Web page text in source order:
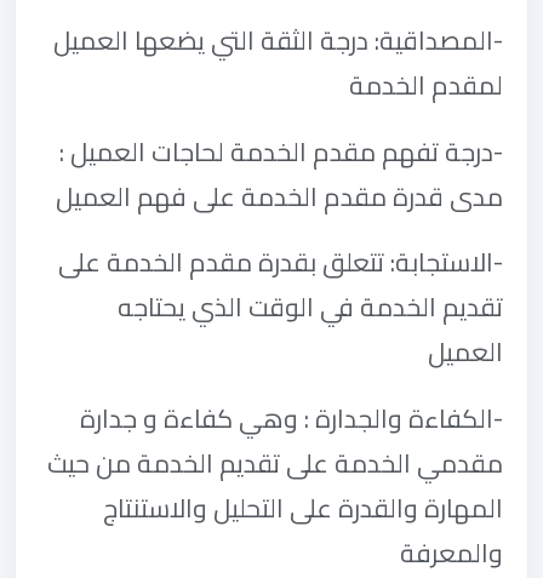
-المصداقية: درجة الثقة التي يضعها العميل
لمقدم الخدمة
-درجة تفهم مقدم الخدمة لحاجات العميل :
مدى قدرة مقدم الخدمة على فهم العميل
-الاستجابة: تتعلق بقدرة مقدم الخدمة على
تقديم الخدمة في الوقت الذي يحتاجه
العميل
-الكفاءة والجدارة : وهي كفاءة و جدارة
مقدمي الخدمة على تقديم الخدمة من حيث
المهارة والقدرة على التحليل والاستنتاج
والمعرفة